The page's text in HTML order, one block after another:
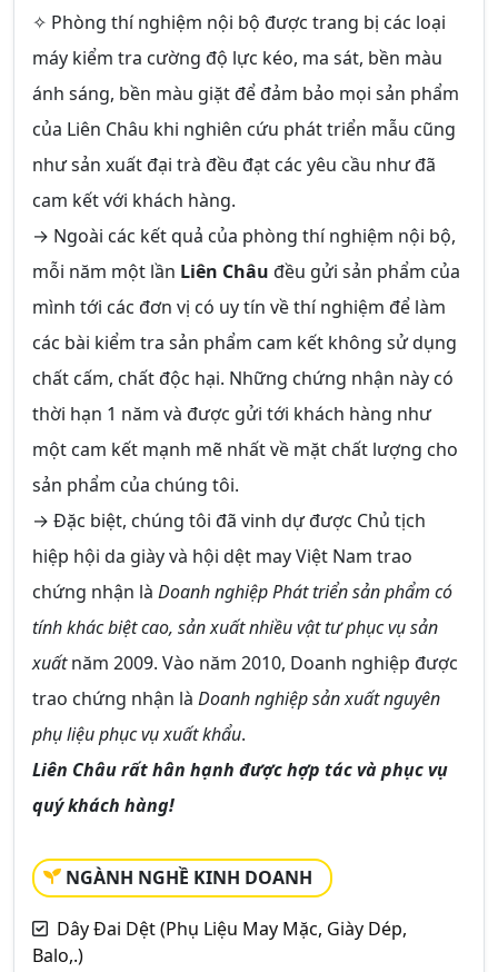
✧ Phòng thí nghiệm nội bộ được trang bị các loại
máy kiểm tra cường độ lực kéo, ma sát, bền màu
ánh sáng, bền màu giặt để đảm bảo mọi sản phẩm
của Liên Châu khi nghiên cứu phát triển mẫu cũng
như sản xuất đại trà đều đạt các yêu cầu như đã
cam kết với khách hàng.
→ Ngoài các kết quả của phòng thí nghiệm nội bộ,
mỗi năm một lần Liên Châu đều gửi sản phẩm của
mình tới các đơn vị có uy tín về thí nghiệm để làm
các bài kiểm tra sản phẩm cam kết không sử dụng
chất cấm, chất độc hại. Những chứng nhận này có
thời hạn 1 năm và được gửi tới khách hàng như
một cam kết mạnh mẽ nhất về mặt chất lượng cho
sản phẩm của chúng tôi.
→ Đặc biệt, chúng tôi đã vinh dự được Chủ tịch
hiệp hội da giày và hội dệt may Việt Nam trao
chứng nhận là Doanh nghiệp Phát triển sản phẩm có
tính khác biệt cao, sản xuất nhiều vật tư phục vụ sản
xuấtnăm 2009. Vào năm 2010, Doanh nghiệp được
trao chứng nhận là Doanh nghiệp sản xuất nguyên
phụ liệu phục vụ xuất khẩu.
Liên Châu rất hân hạnh được hợp tác và phục vụ
quý khách hàng!
NGÀNH NGHỀ KINH DOANH
Dây Đai Dệt (Phụ Liệu May Mặc, Giày Dép,
Balo,.)